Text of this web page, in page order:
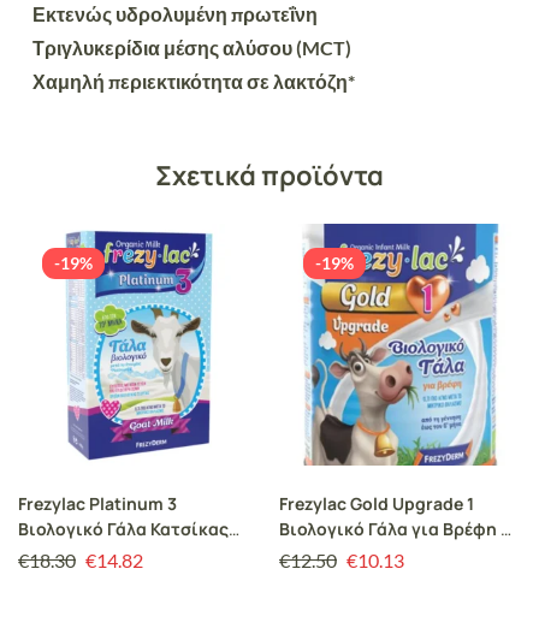
Εκτενώς υδρολυμένη πρωτεΐνη
Τριγλυκερίδια μέσης αλύσου (MCT)
Χαμηλή περιεκτικότητα σε λακτόζη*
Σχετικά προϊόντα
-19%
Frezylac Platinum 3
Βιολογικό Γάλα Κατσίκας
400gr
€18.30 €14.82
-19%
Frezylac Gold Upgrade 1
Βιολογικό Γάλα για Βρέφη 0-
6 μηνών, 400gr
€12.50 €10.13